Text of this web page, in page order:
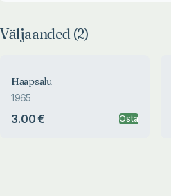
Väljaanded (2)
Haapsalu
1965
3.00 € Osta